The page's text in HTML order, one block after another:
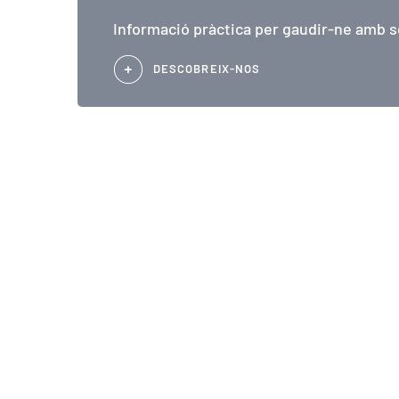
Informació pràctica per gaudir-ne amb
DESCOBREIX-NOS